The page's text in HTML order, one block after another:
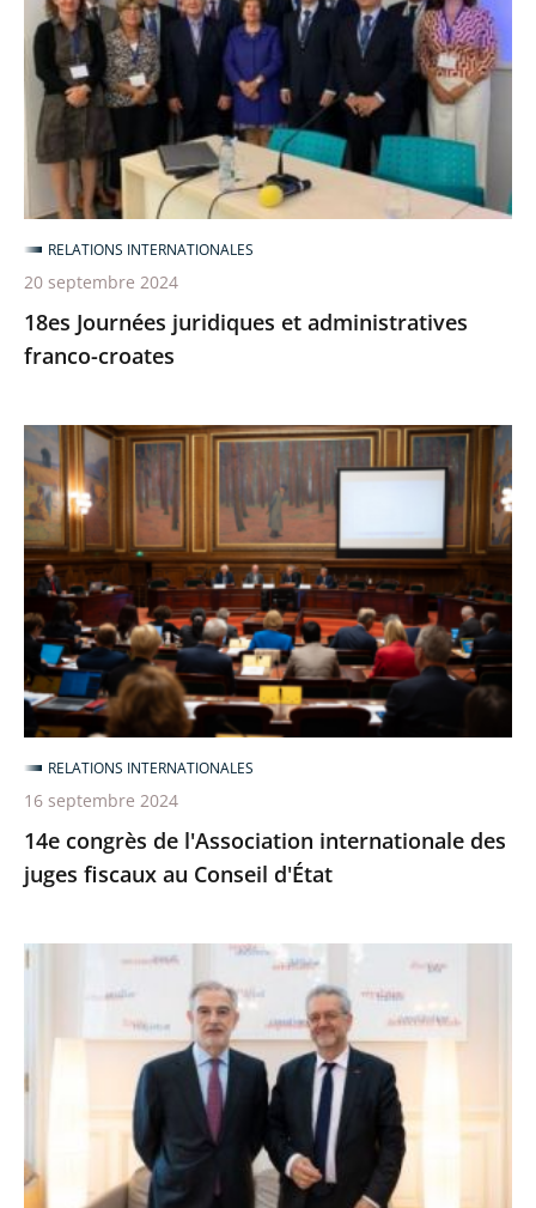
administratives
franco-
croates
18es Journées juridiques et administratives
franco-croates
RELATIONS INTERNATIONALES
20 septembre 2024
14e
congrès
de
l'Association
internationale
des
juges
fiscaux
au
Conseil
d'État
14e congrès de l'Association internationale des
juges fiscaux au Conseil d'État
RELATIONS INTERNATIONALES
16 septembre 2024
Séminaire
le
suprême
espagnol